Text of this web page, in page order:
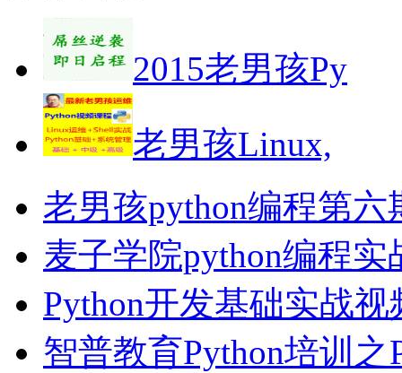
2015老男孩Py
老男孩Linux,
老男孩python编程第六
麦子学院python编程
Python开发基础实战
智普教育Python培训